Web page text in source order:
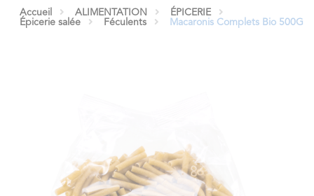
Accueil ALIMENTATION
ÉPICERIE
Épicerie salée
Féculents Macaronis Complets Bio 500G